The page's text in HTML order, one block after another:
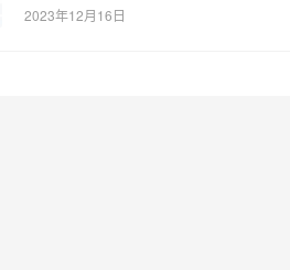
2023年12月16日